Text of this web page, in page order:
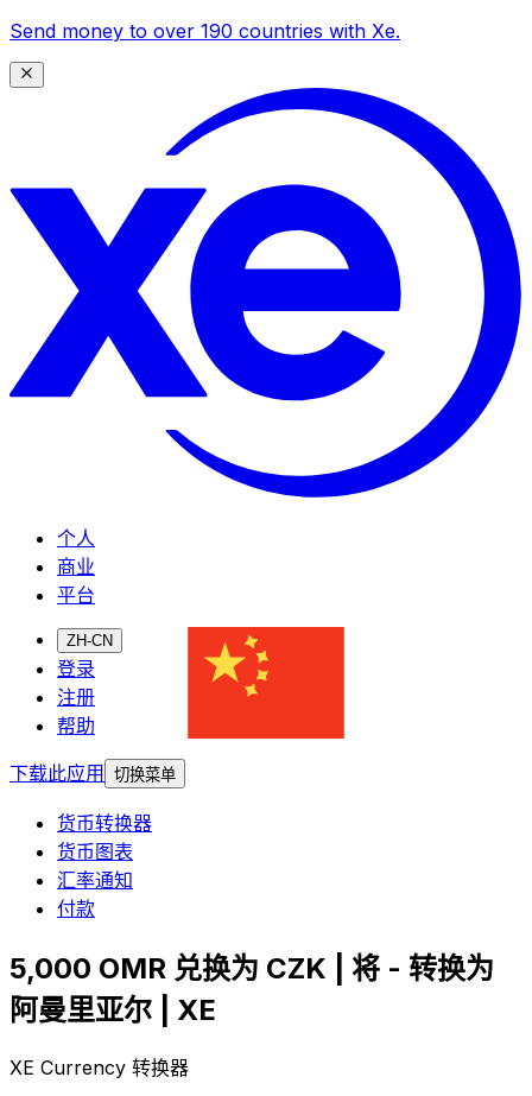
Send money to over 190 countries with Xe.
个人
商业
平台
ZH-CN
登录
注册
帮助
下载此应用
切换菜单
货币转换器
货币图表
汇率通知
付款
5,000 OMR 兑换为 CZK | 将 - 转换为
阿曼里亚尔 | XE
XE Currency 转换器